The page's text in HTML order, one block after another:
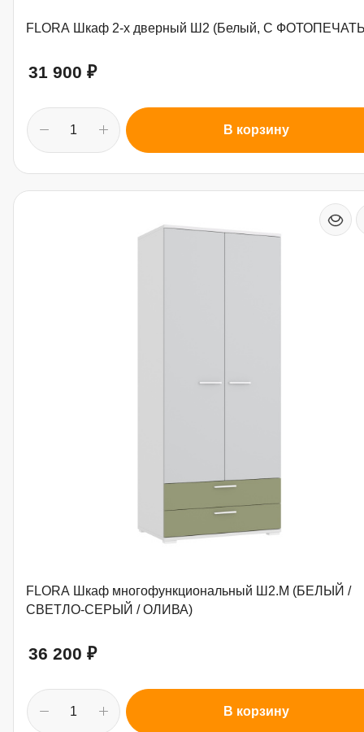
FLORA Шкаф 2-х дверный Ш2 (Белый, С
31 900 ₽
В корзину
FLORA Шкаф многофункциональный Ш2.М (БЕЛЫЙ /
СВЕТЛО-СЕРЫЙ / ОЛИВА)
36 200 ₽
В корзину